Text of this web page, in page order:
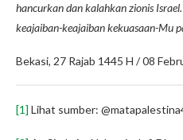
hancurkan dan kalahkan zionis
keajaiban-keajaiban kekuasaan-Mu
Bekasi, 27 Rajab 1445 H / 08
[1] Lihat sumber: